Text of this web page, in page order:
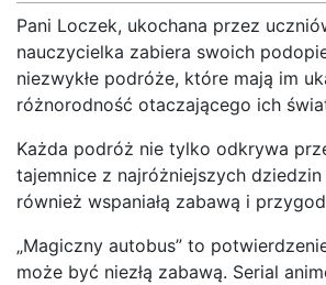
Pani Loczek, ukochana przez
nauczycielka zabiera swoich
niezwykłe podróże, które mają im
różnorodność otaczającego ich
Każda podróż nie tylko odkrywa
tajemnice z najróżniejszych dziedzin
również wspaniałą zabawą i
„Magiczny autobus” to
może być niezłą zabawą. Serial